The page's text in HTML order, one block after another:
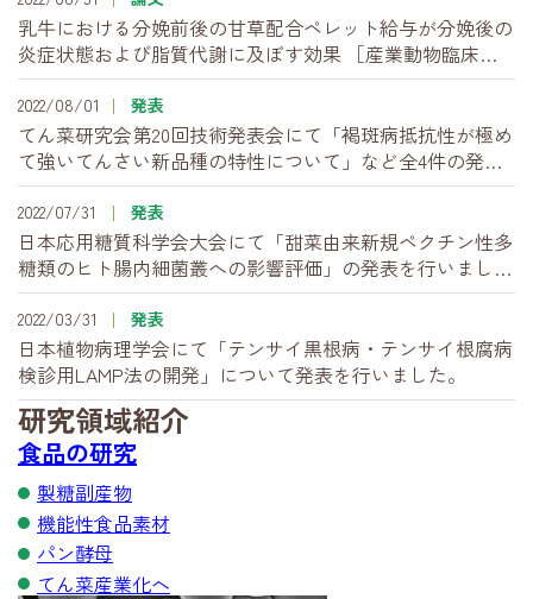
乳牛における分娩前後の甘草配合ペレット給与が分娩後の
炎症状態および脂質代謝に及ぼす効果 ［産業動物臨床医
学雑誌 13 (2) 49-54, 2022］
2022/08/01 発表
てん菜研究会第20回技術発表会にて「褐斑病抵抗性が極め
て強いてんさい新品種の特性について」など全4件の発表
を行いました。
2022/07/31 発表
日本応用糖質科学会大会にて「甜菜由来新規ペクチン性多
糖類のヒト腸内細菌叢への影響評価」の発表を行いまし
た。
2022/03/31 発表
日本植物病理学会にて「テンサイ黒根病・テンサイ根腐病
検診用LAMP法の開発」について発表を行いました。
研究領域紹介
食品の研究
製糖副産物
機能性食品素材
パン酵母
てん菜産業化へ